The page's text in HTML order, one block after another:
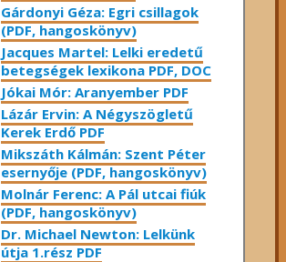
Gárdonyi Géza: Egri csillagok
(PDF, hangoskönyv)
Jacques Martel: Lelki eredetű
betegségek lexikona PDF, DOC
Jókai Mór: Aranyember PDF
Lázár Ervin: A Négyszögletű
Kerek Erdő PDF
Mikszáth Kálmán: Szent Péter
esernyője (PDF, hangoskönyv)
Molnár Ferenc: A Pál utcai fiúk
(PDF, hangoskönyv)
Dr. Michael Newton: Lelkünk
útja 1.rész PDF